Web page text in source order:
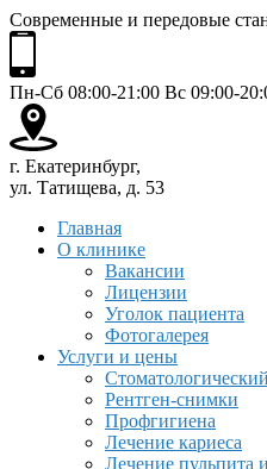
Современные и передовые
Пн-Сб 08:00-21:00 Вс 09:00-
г. Екатеринбург,
ул. Татищева, д. 53
Главная
О клинике
Вакансии
Лицензии
Уголок пациента
Фотогалерея
Услуги и цены
Рентген-снимки
Профгигиена
Лечение кариеса
Лечение пульпита